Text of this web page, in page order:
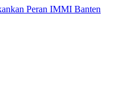
Peran IMMI Banten